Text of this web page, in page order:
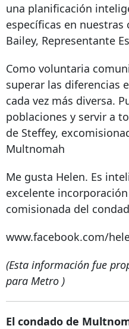
una planificación
específicas en nuestras
Bailey, Representante
Como voluntaria
superar las diferencias
cada vez más diversa.
poblaciones y servir a
de Steffey,
Multnomah
Me gusta Helen. Es
excelente
comisionada del
www.facebook.com/
(Esta información fue
para Metro )
El condado de